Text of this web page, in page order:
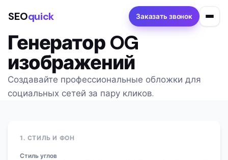
SEOquick Заказать звонок
Генератор OG
изображений
Создавайте профессиональные обложки для
социальных сетей за пару кликов.
1. СТИЛЬ И ФОН
Стиль углов